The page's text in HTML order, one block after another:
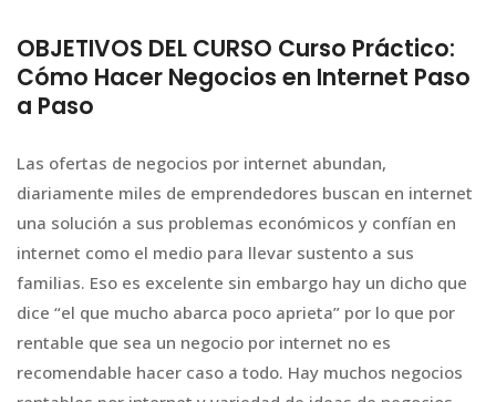
OBJETIVOS DEL CURSO Curso Práctico:
Cómo Hacer Negocios en Internet Paso
a Paso
Las ofertas de negocios por internet abundan,
diariamente miles de emprendedores buscan en internet
una solución a sus problemas económicos y confían en
internet como el medio para llevar sustento a sus
familias. Eso es excelente sin embargo hay un dicho que
dice “el que mucho abarca poco aprieta” por lo que por
rentable que sea un negocio por internet no es
recomendable hacer caso a todo. Hay muchos negocios